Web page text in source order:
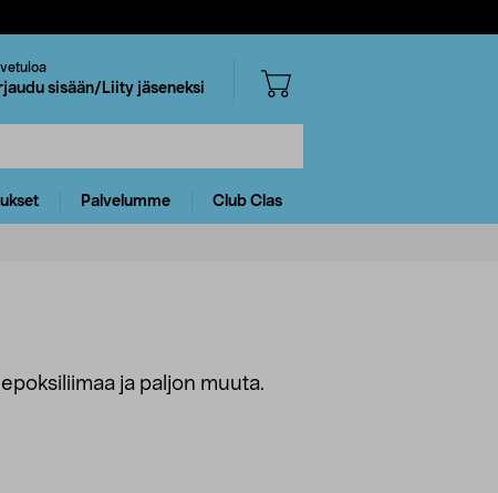
sisään/Liity jäseneksi
Palvelumme Club Clas
ja paljon muuta.